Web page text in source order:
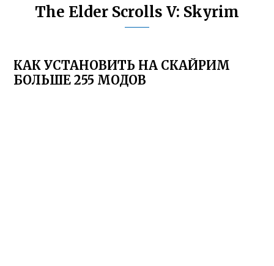
The Elder Scrolls V: Skyrim
КАК УСТАНОВИТЬ НА СКАЙРИМ
БОЛЬШЕ 255 МОДОВ